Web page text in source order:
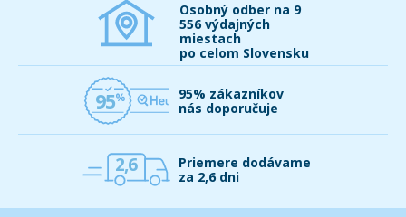
Osobný odber na 9
556 výdajných
miestach
po celom Slovensku
95
95% zákazníkov
nás doporučuje
2,6
Priemere dodávame
za 2,6 dni